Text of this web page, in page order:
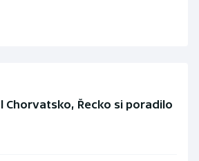
Chorvatsko, Řecko si poradilo